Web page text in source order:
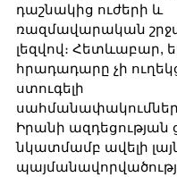
դաշնակից ուժերի և
ռազմավարական
լեզվով։ Հետևաբար,
հրադադարը չի
ստուգելի
Իրանի ազդեցության
նկատմամբ ավելի